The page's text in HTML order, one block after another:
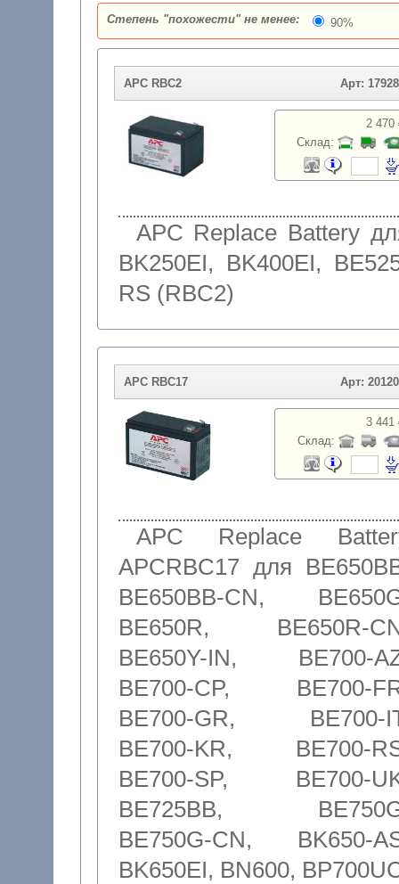
Степень "похожести" не менее: 90%
APC RBC2 Арт:
2 470
Склад:
APC Replace Battery
BK250EI, BK400EI,
RS (RBC2)
APC RBC17 Арт:
3 441
Склад:
APC Replace
APCRBC17 для
BE650BB-CN,
BE650R, BE650R-
BE650Y-IN, BE700-
BE700-CP, BE700-
BE700-GR, BE700-
BE700-KR, BE700-
BE700-SP, BE700-
BE725BB,
BE750G-CN, BK650-
BK650EI, BN600,